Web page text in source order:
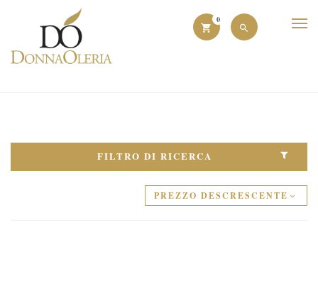
0
FILTRO DI RICERCA
PREZZO DESCRESCENTE